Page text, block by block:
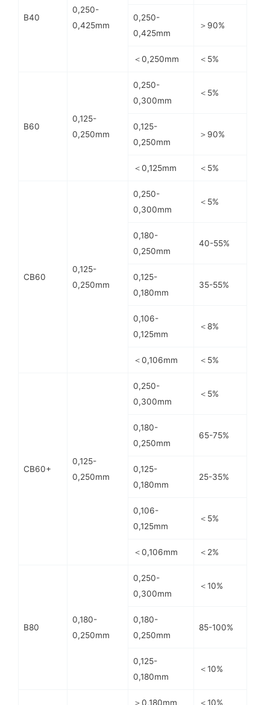
B40
0,250-
0,425mm
0,250-
0,425mm
＞90%
＜0,250mm ＜5%
B60
0,125-
0,250mm
0,250-
0,300mm
＜5%
0,125-
0,250mm
＞90%
＜0,125mm ＜5%
CB60
0,125-
0,250mm
0,250-
0,300mm
＜5%
0,180-
0,250mm
40-55%
0,125-
0,180mm
35-55%
0,106-
0,125mm
＜8%
＜0,106mm ＜5%
CB60+
0,125-
0,250mm
0,250-
0,300mm
＜5%
0,180-
0,250mm
65-75%
0,125-
0,180mm
25-35%
0,106-
0,125mm
＜5%
＜0,106mm ＜2%
B80
0,180-
0,250mm
0,250-
0,300mm
＜10%
0,180-
0,250mm
85-100%
0,125-
0,180mm
＜10%
＞0,180mm ＜10%